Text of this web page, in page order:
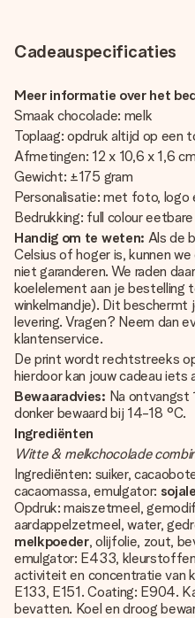
Cadeauspecificaties
Meer informatie over het
Smaak chocolade: melk
Toplaag: opdruk altijd op een
Afmetingen: 12 x 10,6 x 1,6 cm
Gewicht: ±175 gram
Personalisatie: met foto,
Bedrukking: full colour
Handig om te weten: Als de
Celsius of hoger is, kunnen
niet garanderen. We raden
koelelement aan je bestelling
winkelmandje). Dit
levering. Vragen? Neem dan
klantenservice.
De print wordt rechtstreeks
hierdoor kan jouw cadeau
Bewaaradvies: Na ontvangst
donker bewaard bij 14-18 °C.
Ingrediënten
Witte & melkchocolade
Ingrediënten: suiker,
cacaomassa, emulgator:
Opdruk: maiszetmeel,
aardappelzetmeel, water,
melkpoeder, olijfolie, zout,
emulgator: E433,
activiteit en concentratie van
E133, E151. Coating: E904.
bevatten. Koel en droog